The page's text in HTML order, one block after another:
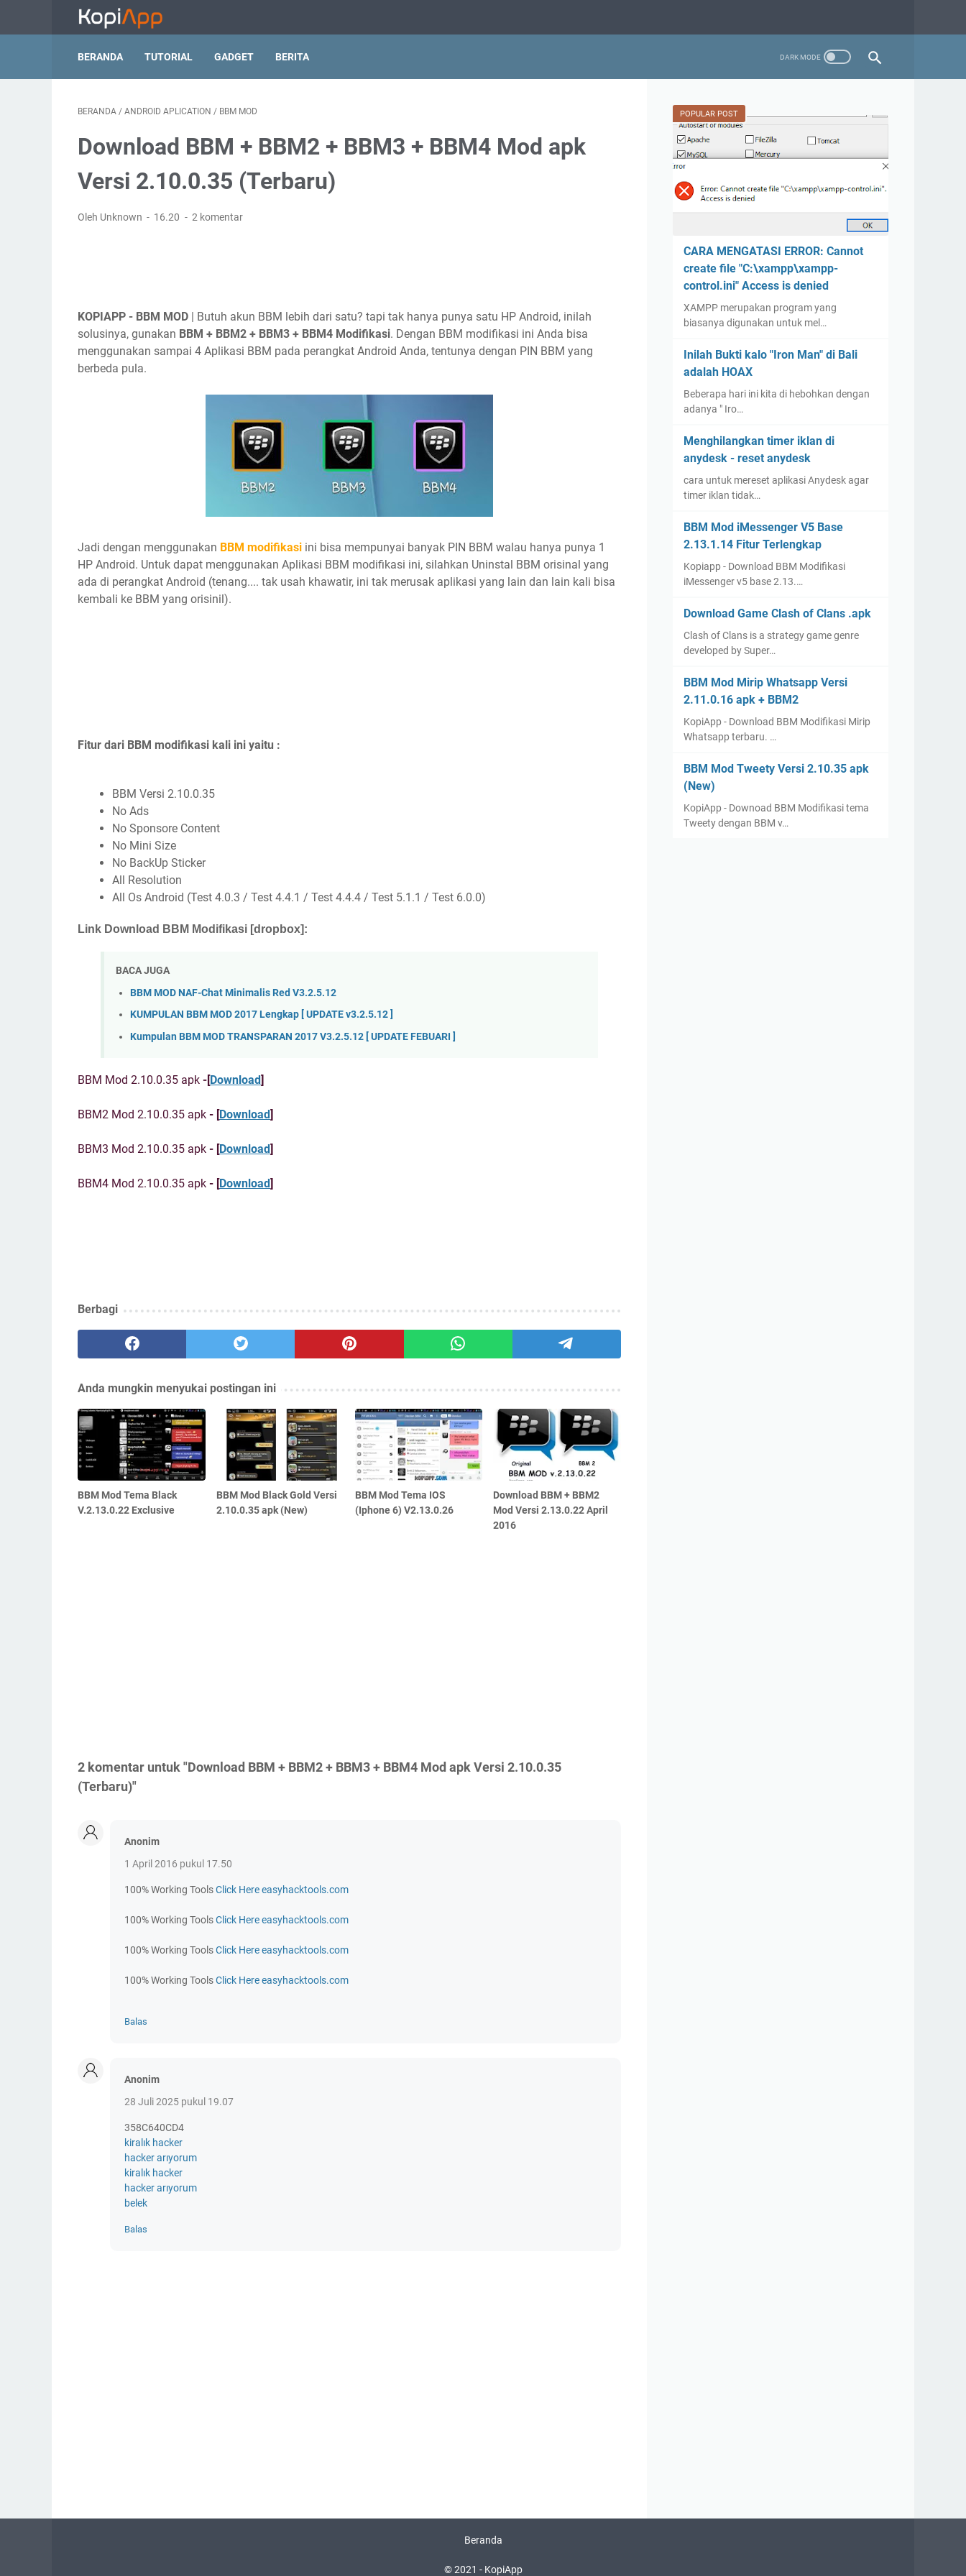
BERANDA TUTORIAL GADGET BERITA
BERANDA / ANDROID APLICATION / BBM MOD
Download BBM + BBM2 + BBM3 + BBM4 Mod apk
Versi 2.10.0.35 (Terbaru)
Oleh Unknown 16.20 2 komentar
KOPIAPP - BBM MOD | Butuh akun BBM lebih dari satu? tapi tak hanya punya satu HP Android, inilah
solusinya, gunakan BBM + BBM2 + BBM3 + BBM4 Modifikasi. Dengan BBM modifikasi ini Anda bisa
menggunakan sampai 4 Aplikasi BBM pada perangkat Android Anda, tentunya dengan PIN BBM yang
berbeda pula.
Jadi dengan menggunakan BBM modifikasi ini bisa mempunyai banyak PIN BBM walau hanya punya 1
HP Android. Untuk dapat menggunakan Aplikasi BBM modifikasi ini, silahkan Uninstal BBM orisinal yang
ada di perangkat Android (tenang.... tak usah khawatir, ini tak merusak aplikasi yang lain dan lain kali bisa
kembali ke BBM yang orisinil).
Fitur dari BBM modifikasi kali ini yaitu :
BBM Versi 2.10.0.35
No Ads
No Sponsore Content
No Mini Size
No BackUp Sticker
All Resolution
All Os Android (Test 4.0.3 / Test 4.4.1 / Test 4.4.4 / Test 5.1.1 / Test 6.0.0)
Link Download BBM Modifikasi [dropbox]:
BACA JUGA
BBM MOD NAF-Chat Minimalis Red V3.2.5.12
KUMPULAN BBM MOD 2017 Lengkap [ UPDATE v3.2.5.12 ]
Kumpulan BBM MOD TRANSPARAN 2017 V3.2.5.12 [ UPDATE FEBUARI ]
BBM Mod 2.10.0.35 apk -[Download]
BBM2 Mod 2.10.0.35 apk - [Download]
BBM3 Mod 2.10.0.35 apk - [Download]
BBM4 Mod 2.10.0.35 apk - [Download]
Berbagi
Anda mungkin menyukai postingan ini
BBM Mod Tema Black
V.2.13.0.22 Exclusive
BBM Mod Black Gold Versi
2.10.0.35 apk (New)
BBM Mod Tema IOS
(Iphone 6) V2.13.0.26
Download BBM + BBM2
Mod Versi 2.13.0.22 April
2016
2 komentar untuk "Download BBM + BBM2 + BBM3 + BBM4 Mod apk Versi 2.10.0.35
(Terbaru)"
Anonim
1 April 2016 pukul 17.50
100% Working ToolsClick Here easyhacktools.com
100% Working ToolsClick Here easyhacktools.com
100% Working ToolsClick Here easyhacktools.com
100% Working ToolsClick Here easyhacktools.com
Balas
Anonim
28 Juli 2025 pukul 19.07
358C640CD4
kiralık hacker
hacker arıyorum
kiralık hacker
hacker arıyorum
belek
Balas
POPULAR POST
CARA MENGATASI ERROR: Cannot
create file "C:\xampp\xampp-
control.ini" Access is denied
XAMPP merupakan program yang
biasanya digunakan untuk mel…
Inilah Bukti kalo "Iron Man" di Bali
adalah HOAX
Beberapa hari ini kita di hebohkan dengan
adanya " Iro…
Menghilangkan timer iklan di
anydesk - reset anydesk
cara untuk mereset aplikasi Anydesk agar
timer iklan tidak…
BBM Mod iMessenger V5 Base
2.13.1.14 Fitur Terlengkap
Kopiapp - Download BBM Modifikasi
iMessenger v5 base 2.13.…
Download Game Clash of Clans .apk
Clash of Clans is a strategy game genre
developed by Super…
BBM Mod Mirip Whatsapp Versi
2.11.0.16 apk + BBM2
KopiApp - Download BBM Modifikasi Mirip
Whatsapp terbaru. …
BBM Mod Tweety Versi 2.10.35 apk
(New)
KopiApp - Downoad BBM Modifikasi tema
Tweety dengan BBM v…
Beranda
© 2021 - KopiApp